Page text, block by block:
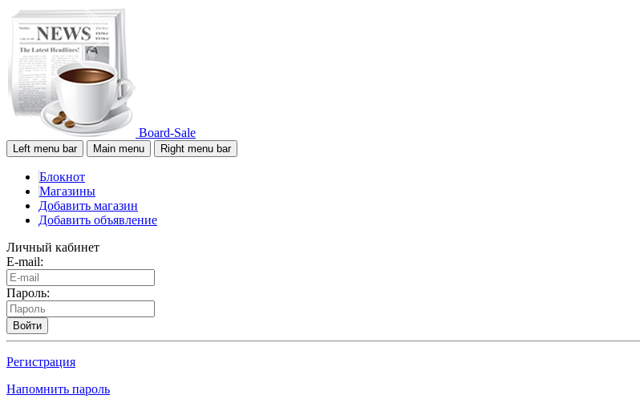
Board-Sale
Left menu bar Main menu Right menu bar
Блокнот
Магазины
Добавить магазин
Добавить объявление
Личный кабинет
E-mail:
Пароль:
Войти
Регистрация
Напомнить пароль